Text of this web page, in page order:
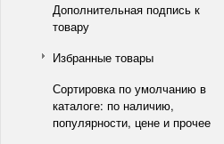
Дополнительная подпись к
товару
Избранные товары
Сортировка по умолчанию в
каталоге: по наличию,
популярности, цене и прочее